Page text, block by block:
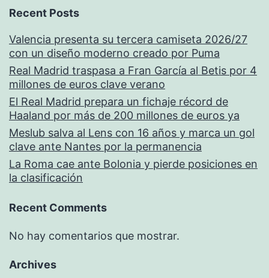
Recent Posts
Valencia presenta su tercera camiseta 2026/27
con un diseño moderno creado por Puma
Real Madrid traspasa a Fran García al Betis por 4
millones de euros clave verano
El Real Madrid prepara un fichaje récord de
Haaland por más de 200 millones de euros ya
Meslub salva al Lens con 16 años y marca un gol
clave ante Nantes por la permanencia
La Roma cae ante Bolonia y pierde posiciones en
la clasificación
Recent Comments
No hay comentarios que mostrar.
Archives